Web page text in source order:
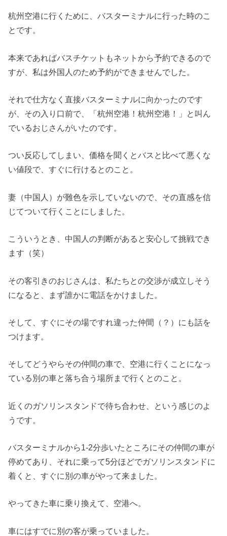
杭州空港に行くために、バスターミナルに行った時のこ
とです。
本来であればバスチケットもネットから予約できるので
すが、私は外国人のため予約ができませんでした。
それで仕方なく直接バスターミナルに向かったのです
が、その入り口前で、「杭州空港！杭州空港！」と叫ん
でいるおじさんがいたのです。
つい反応してしまい、価格を聞くとバスと比べて悪くな
い値段で、すぐに行けるとのこと。
妻（中国人）が難色を示していないので、その直感を信
じてついて行くことにしました。
こういうとき、中国人の判断があると安心して挑戦でき
ます（笑）
その客引きのおじさんは、私たちとの交渉が成立しそう
になると、まず誰かに電話をかけました。
そして、すぐにその場ですれ違った仲間（？）にも話を
つけます。
そしてどうやらその仲間の車で、空港に行くことになっ
ている別の車と落ち合う場所まで行くとのこと。
近くのガソリンスタンドで待ち合わせ、という感じのよ
うです。
バスターミナルから1-2分歩いたところにその仲間の車が
停めてあり、それに乗って5分ほどでガソリンスタンドに
着くと、すぐに別の車がやって来ました。
やってきた車に乗り換えて、空港へ。
車にはすでに別の客が乗っていました。